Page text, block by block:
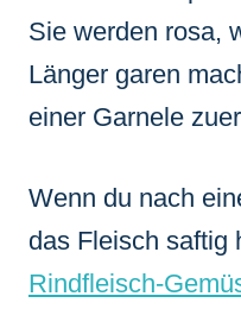
Sie werden rosa,
Länger garen
einer Garnele
Wenn du nach
das Fleisch saftig
Rindfleisch-